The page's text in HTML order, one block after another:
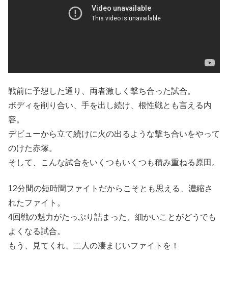
戦前に予想した通り、両者激しく撃ち合った試合。
ボディを削り合い、手を出し続け、根性戦とも言える内
容。
デビューから立て続けに火の出るような撃ち合いをやって
のけた赤塚。
そして、こんな試合をいくつもいくつも積み重ねる原田。
12分間の短時間ファイトだからこそとも思える、濃縮さ
れたファイト。
4回戦の魅力がたっぷり詰まった、細かいことがどうでも
よくなる試合。
もう、見てくれ、二人の凄まじいファイトを！